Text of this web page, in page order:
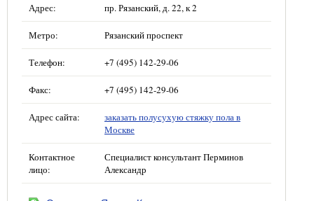
Адрес: пр. Рязанский, д. 22, к 2
Метро: Рязанский проспект
Телефон: +7 (495) 142-29-06
Факс: +7 (495) 142-29-06
Адрес сайта:
заказать полусухую стяжку пола в
Москве
Контактное
лицо:
Специалист консультант Перминов
Александр